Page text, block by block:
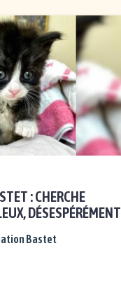
: CHERCHE
DÉSESPÉRÉMENT
Bastet